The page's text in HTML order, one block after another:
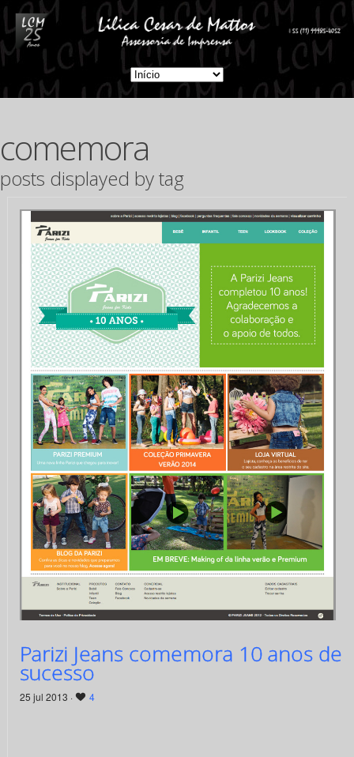
comemora
posts displayed by tag
Parizi Jeans comemora 10 anos de
sucesso
25 jul 2013 · 4